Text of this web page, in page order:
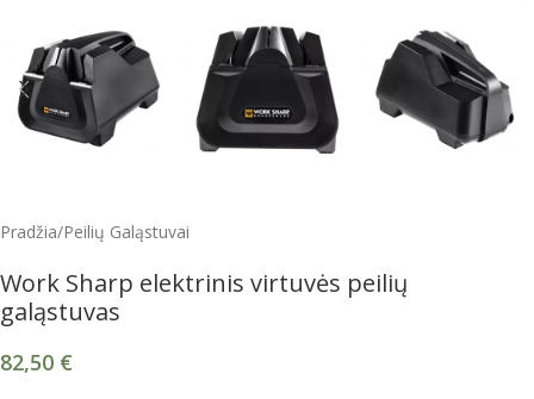
Pradžia/Peilių Galąstuvai
Work Sharp elektrinis virtuvės peilių
galąstuvas
82,50 €